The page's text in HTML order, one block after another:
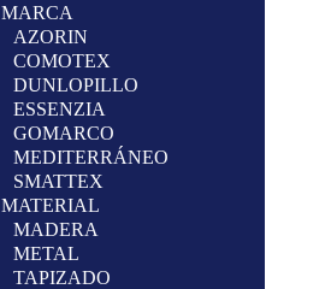
MARCA
AZORIN
COMOTEX
DUNLOPILLO
ESSENZIA
GOMARCO
MEDITERRÁNEO
SMATTEX
MATERIAL
MADERA
METAL
TAPIZADO